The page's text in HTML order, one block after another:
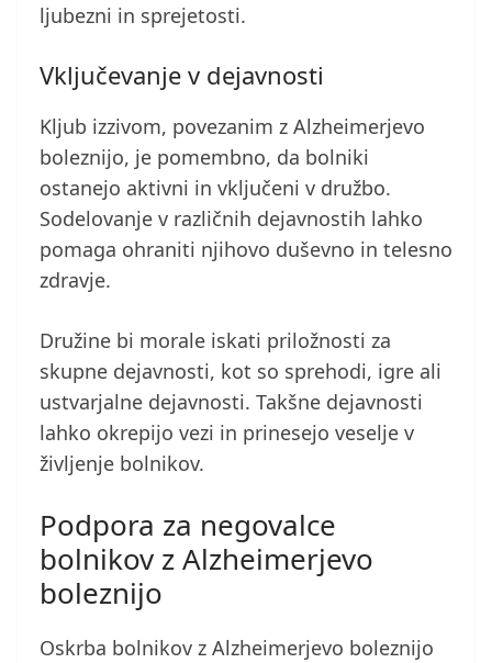
ljubezni in sprejetosti.
Vključevanje v dejavnosti
Kljub izzivom, povezanim z Alzheimerjevo
boleznijo, je pomembno, da bolniki
ostanejo aktivni in vključeni v družbo.
Sodelovanje v različnih dejavnostih lahko
pomaga ohraniti njihovo duševno in telesno
zdravje.
Družine bi morale iskati priložnosti za
skupne dejavnosti, kot so sprehodi, igre ali
ustvarjalne dejavnosti. Takšne dejavnosti
lahko okrepijo vezi in prinesejo veselje v
življenje bolnikov.
Podpora za negovalce
bolnikov z Alzheimerjevo
boleznijo
Oskrba bolnikov z Alzheimerjevo boleznijo